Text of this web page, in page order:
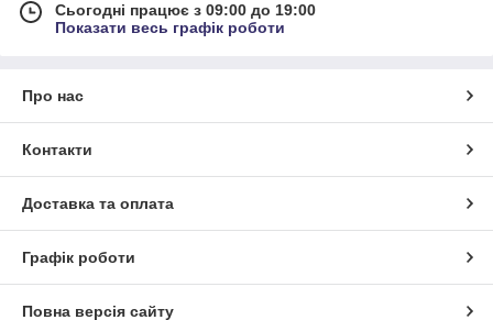
Сьогодні працює з 09:00 до 19:00
Показати весь графік роботи
Про нас
Контакти
Доставка та оплата
Графік роботи
Повна версія сайту